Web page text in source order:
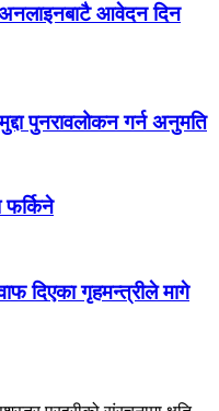
आवेदन दिन
पुनरावलोकन गर्न अनुमति
दिएका गृहमन्त्रीले मागे